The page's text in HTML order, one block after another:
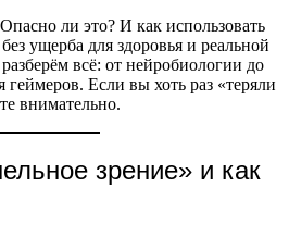
ли это? И как использовать
ущерба для здоровья и реальной
всё: от нейробиологии до
геймеров. Если вы хоть раз «теряли
внимательно.
зрение» и как